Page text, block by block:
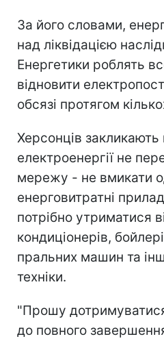
За його словами,
над ліквідацією
Енергетики роблять
відновити
обсязі протягом
Херсонців закликають
електроенергії не
мережу - не вмикати
енерговитратні
потрібно утриматися
кондиціонерів,
пральних машин та
техніки.
"Прошу
до повного